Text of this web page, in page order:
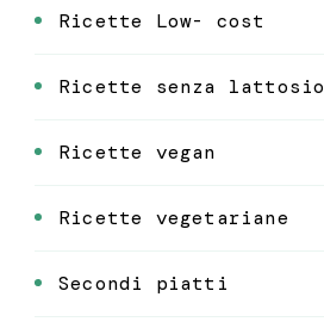
Ricette Low- cost
Ricette senza lattosio
Ricette vegan
Ricette vegetariane
Secondi piatti